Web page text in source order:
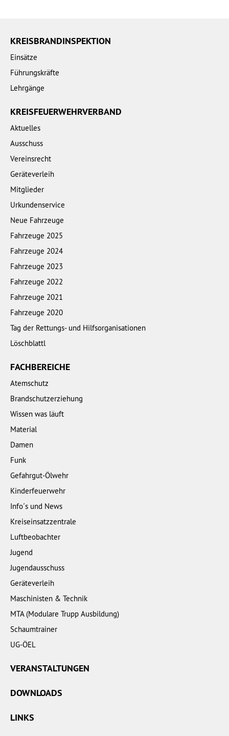
KREISBRANDINSPEKTION
Einsätze
Führungskräfte
Lehrgänge
KREISFEUERWEHRVERBAND
Aktuelles
Ausschuss
Vereinsrecht
Geräteverleih
Mitglieder
Urkundenservice
Neue Fahrzeuge
Fahrzeuge 2025
Fahrzeuge 2024
Fahrzeuge 2023
Fahrzeuge 2022
Fahrzeuge 2021
Fahrzeuge 2020
Tag der Rettungs- und Hilfsorganisationen
Löschblattl
FACHBEREICHE
Atemschutz
Brandschutzerziehung
Wissen was läuft
Material
Damen
Funk
Gefahrgut-Ölwehr
Kinderfeuerwehr
Info´s und News
Kreiseinsatzzentrale
Luftbeobachter
Jugend
Jugendausschuss
Geräteverleih
Maschinisten & Technik
MTA (Modulare Trupp Ausbildung)
Schaumtrainer
UG-ÖEL
VERANSTALTUNGEN
DOWNLOADS
LINKS